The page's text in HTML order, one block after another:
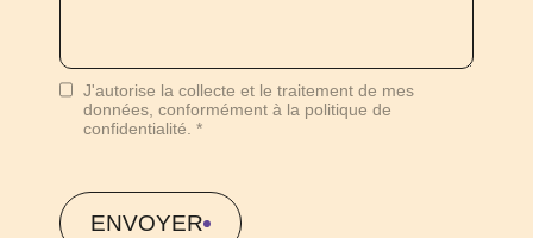
J'autorise la collecte et le traitement de mes
données, conformément à la politique de
confidentialité.
ENVOYER